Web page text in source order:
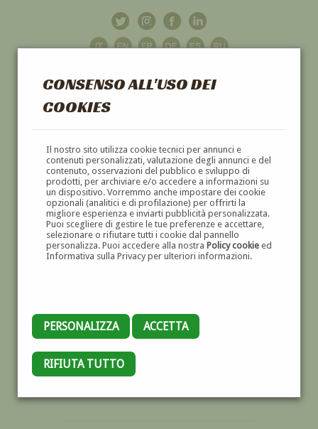
CONSENSO ALL'USO DEI
COOKIES
Il nostro sito utilizza cookie tecnici per annunci e
contenuti personalizzati, valutazione degli annunci e del
contenuto, osservazioni del pubblico e sviluppo di
prodotti, per archiviare e/o accedere a informazioni su
un dispositivo. Vorremmo anche impostare dei cookie
opzionali (analitici e di profilazione) per offrirti la
migliore esperienza e inviarti pubblicità personalizzata.
Puoi scegliere di gestire le tue preferenze e accettare,
selezionare o rifiutare tutti i cookie dal pannello
personalizza. Puoi accedere alla nostra Policy cookieed
Informativa sulla Privacy per ulteriori informazioni.
PERSONALIZZA ACCETTA
RIFIUTA TUTTO
GALLERIAD'ARTE
DIPINTI E SCULTURE '800 E '900